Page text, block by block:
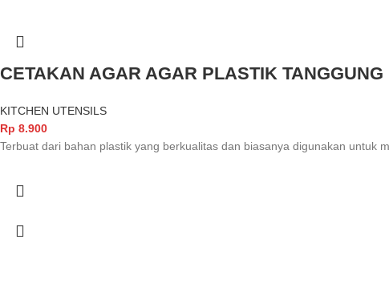
CETAKAN AGAR AGAR PLASTIK TANGGUNG
KITCHEN UTENSILS
Rp 8.900
Terbuat dari bahan plastik yang berkualitas dan biasanya digunakan untuk